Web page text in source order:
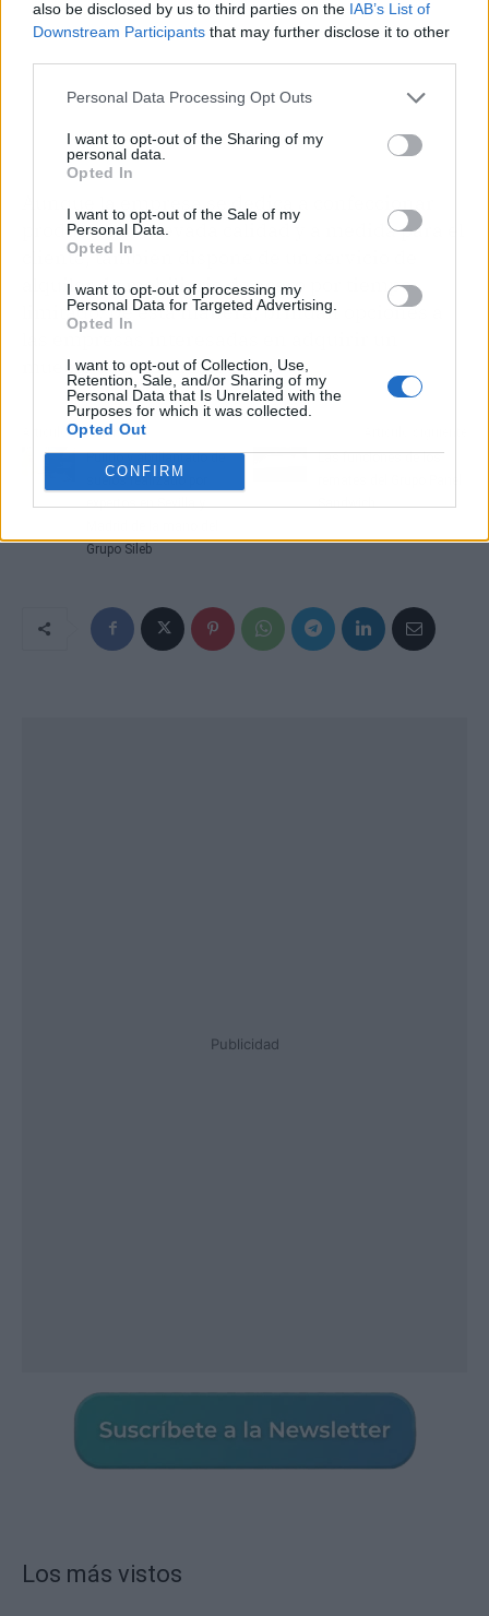
also be disclosed by us to third parties on the IAB’s List of
Downstream Participants that may further disclose it to other
Personal Data Processing Opt Outs
I want to opt-out of the Sharing of my
personal data.
Opted In
I want to opt-out of the Sale of my
Personal Data.
Opted In
I want to opt-out of processing my
Personal Data for Targeted Advertising.
Opted In
I want to opt-out of Collection, Use,
Retention, Sale, and/or Sharing of my
Personal Data that Is Unrelated with the
Purposes for which it was collected.
Opted Out
CONFIRM
Aunque la empresa se dedica a confeccionar
productos de elevada calidad y a medida para el
cliente, también dispone de un servicio de
alquiler de mobiliario de acero por tiempo
limitado. De esta manera, brindan opciones a
las empresas interesadas en adquirir un
mueble de acero resistente.
Artículo anterior
Pulido y abrillantado de
suelos realizado por
expertos en Sevilla y
Grupo Sileb
Las funciones de los
Sandwich
Publicidad
Los más vistos